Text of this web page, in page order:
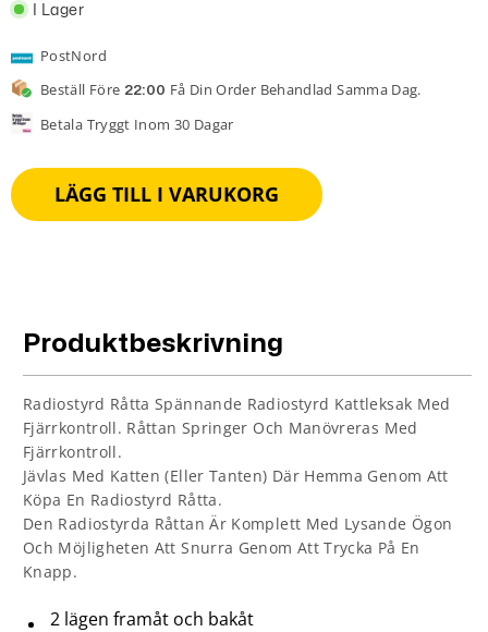
I Lager
PostNord
Beställ Före 22:00 Få Din Order Behandlad Samma Dag.
Betala Tryggt Inom 30 Dagar
LÄGG TILL I VARUKORG
Produktbeskrivning
Radiostyrd Råtta Spännande Radiostyrd Kattleksak Med
Fjärrkontroll. Råttan Springer Och Manövreras Med
Fjärrkontroll.
Jävlas Med Katten (eller Tanten) Där Hemma Genom Att
Köpa En Radiostyrd Råtta.
Den Radiostyrda Råttan Är Komplett Med Lysande Ögon
Och Möjligheten Att Snurra Genom Att Trycka På En
Knapp.
2 lägen framåt och bakåt